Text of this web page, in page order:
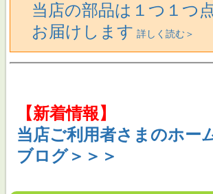
当店の部品は１つ１つ
お届けします 詳しく読む＞
【新着情報】
当店ご利用者さまのホー
ブログ＞＞＞